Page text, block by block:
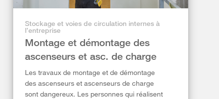
Stockage et voies de circulation internes à
l’entreprise
Montage et démontage des
ascenseurs et asc. de charge
Les travaux de montage et de démontage
des ascenseurs et ascenseurs de charge
sont dangereux. Les personnes qui réalisent